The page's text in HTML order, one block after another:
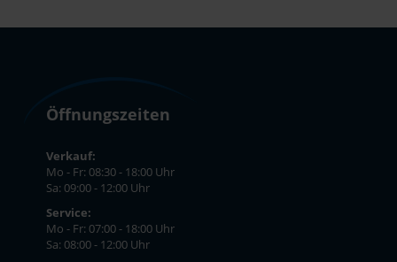
Öffnungszeiten
Verkauf:
Mo - Fr: 08:30 - 18:00 Uhr
Sa: 09:00 - 12:00 Uhr
Service:
Mo - Fr: 07:00 - 18:00 Uhr
Sa: 08:00 - 12:00 Uhr